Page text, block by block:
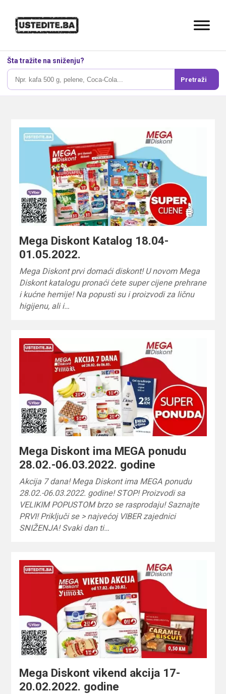
Šta tražite na sniženju?
Pretraži
Mega Diskont Katalog 18.04-
01.05.2022.
Mega Diskont prvi domaći diskont! U novom Mega
Diskont katalogu pronaći ćete super cijene prehrane
i kućne hemije! Na popusti su i proizvodi za ličnu
higijenu, ali i…
Mega Diskont ima MEGA ponudu
28.02.-06.03.2022. godine
Akcija 7 dana! Mega Diskont ima MEGA ponudu
28.02.-06.03.2022. godine! STOP! Proizvodi sa
VELIKIM POPUSTOM brzo se rasprodaju! Saznajte
PRVI! Priključi se > najvećoj VIBER zajednici
SNIŽENJA! Svaki dan ti…
Mega Diskont vikend akcija 17-
20.02.2022. godine